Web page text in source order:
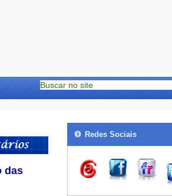
das
Redes Sociais